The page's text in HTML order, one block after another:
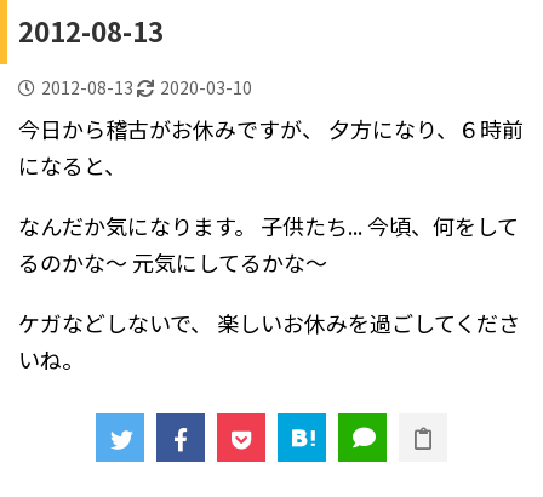
2012-08-13
2012-08-13 2020-03-10
今日から稽古がお休みですが、
夕方になり、６時前
になると、
なんだか気になります。
子供たち...今頃、何をして
るのかな～ 元気にしてるかな～
ケガなどしないで、
楽しいお休みを過ごしてくださ
いね。